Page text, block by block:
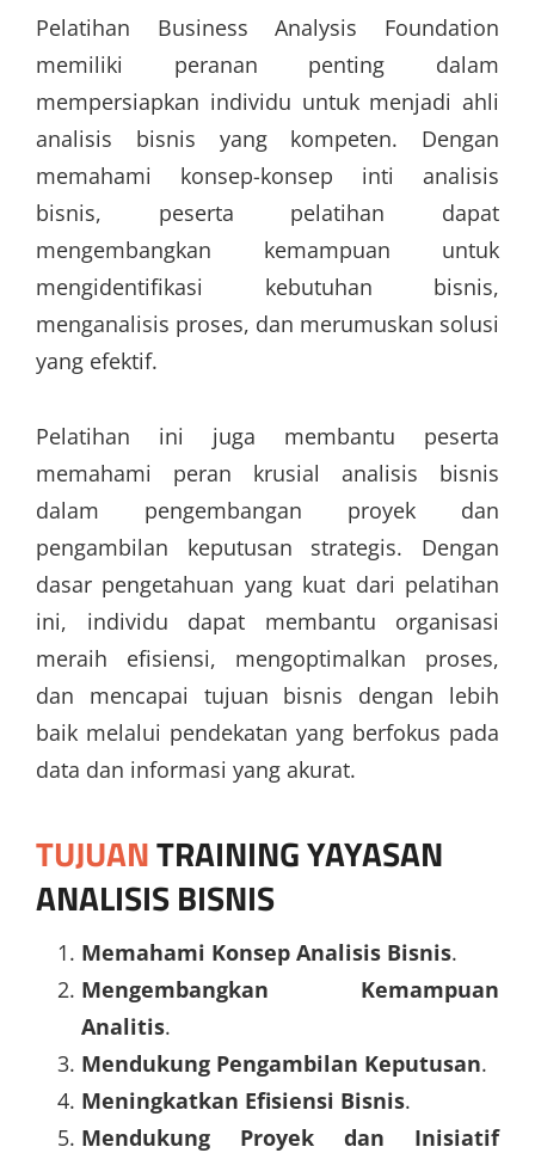
Pelatihan Business Analysis Foundation
memiliki peranan penting dalam
mempersiapkan individu untuk menjadi ahli
analisis bisnis yang kompeten. Dengan
memahami konsep-konsep inti analisis
bisnis, peserta pelatihan dapat
mengembangkan kemampuan untuk
mengidentifikasi kebutuhan bisnis,
menganalisis proses, dan merumuskan solusi
yang efektif.
Pelatihan ini juga membantu peserta
memahami peran krusial analisis bisnis
dalam pengembangan proyek dan
pengambilan keputusan strategis. Dengan
dasar pengetahuan yang kuat dari pelatihan
ini, individu dapat membantu organisasi
meraih efisiensi, mengoptimalkan proses,
dan mencapai tujuan bisnis dengan lebih
baik melalui pendekatan yang berfokus pada
data dan informasi yang akurat.
TUJUANTRAINING YAYASAN
ANALISIS BISNIS
Memahami Konsep Analisis Bisnis.
Mengembangkan Kemampuan
Analitis.
Mendukung Pengambilan Keputusan.
Meningkatkan Efisiensi Bisnis.
Mendukung Proyek dan Inisiatif